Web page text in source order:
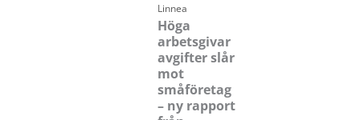
Linnea
Höga
arbetsgivar
avgifter slår
mot
småföretag
– ny rapport